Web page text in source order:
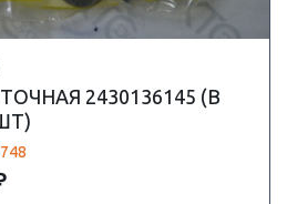
2430136145 (В